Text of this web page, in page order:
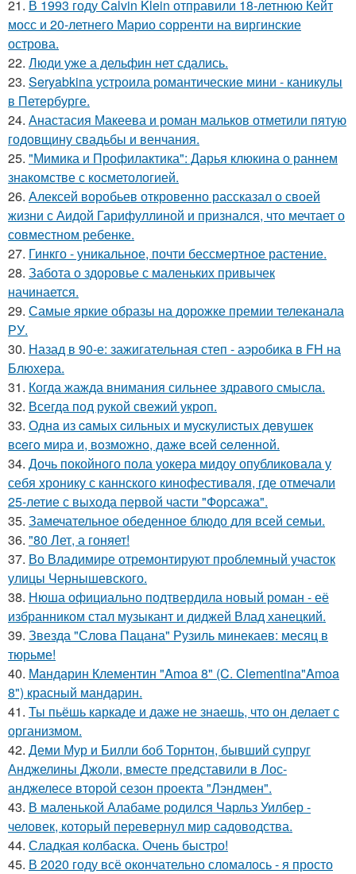
21. В 1993 году Calvin Klein отправили 18-летнюю Кейт
мосс и 20-летнего Марио сорренти на виргинские
острова.
22. Люди уже а дельфин нет сдались.
23. Seryabkina устроила романтические мини - каникулы
в Петербурге.
24. Анастасия Макеева и роман мальков отметили пятую
годовщину свадьбы и венчания.
25. "Мимика и Профилактика": Дарья клюкина о раннем
знакомстве с косметологией.
26. Алексей воробьев откровенно рассказал о своей
жизни с Аидой Гарифуллиной и признался, что мечтает о
совместном ребенке.
27. Гинкго - уникальное, почти бессмертное растение.
28. Забота о здоровье с маленьких привычек
начинается.
29. Самые яркие образы на дорожке премии телеканала
РУ.
30. Назад в 90-е: зажигательная степ - аэробика в FH на
Блюхера.
31. Когда жажда внимания сильнее здравого смысла.
32. Всегда под рукой свежий укроп.
33. Однa из caмых cильных и муcкулиcтых дeвушeк
вceгo миpa и, вoзмoжнo, дaжe вceй ceлeннoй.
34. Дочь покойного пола уокера мидоу опубликовала у
себя хронику с каннского кинофестиваля, где отмечали
25-летие с выхода первой части "Форсажа".
35. Замечательное обеденное блюдо для всей семьи.
36. "80 Лет, а гоняет!
37. Во Владимире отремонтируют проблемный участок
улицы Чернышевского.
38. Нюша официально подтвердила новый роман - её
избранником стал музыкант и диджей Влад ханецкий.
39. Звезда "Слова Пацана" Рузиль минекаев: месяц в
тюрьме!
40. Мандарин Клементин "Amoa 8" (C. Clementina"Amoa
8") красный мандарин.
41. Ты пьёшь каркаде и даже не знаешь, что он делает с
организмом.
42. Деми Мур и Билли боб Торнтон, бывший супруг
Анджелины Джоли, вместе представили в Лос-
анджелесе второй сезон проекта "Лэндмен".
43. В маленькой Алабаме родился Чарльз Уилбер -
человек, который перевернул мир садоводства.
44. Сладкая колбаска. Очень быстро!
45. В 2020 году всё окончательно сломалось - я просто